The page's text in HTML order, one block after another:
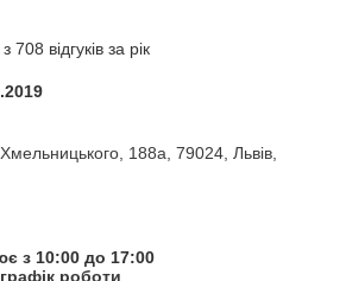
відгуків за рік
188а, 79024, Львів,
з 10:00 до 17:00
роботи